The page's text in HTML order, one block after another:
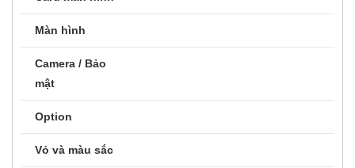
Bộ xử lý
Bộ nhớ
Ổ cứng